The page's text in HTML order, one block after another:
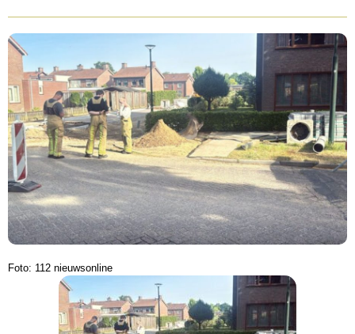
Foto: 112 nieuwsonline